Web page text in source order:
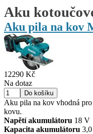
Aku
Aku pila na kov
12290 Kč
Na dotaz
Aku pila na kov vhodná
kovu.
Napětí akumulátoru 18 V
Kapacita akumulátoru